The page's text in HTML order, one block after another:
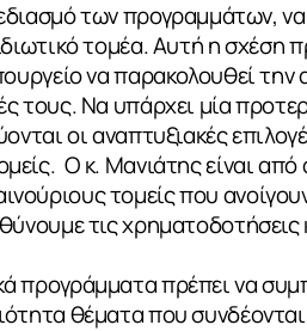
των προγραμμάτων,
τομέα. Αυτή η σχέση
να παρακολουθεί την
τους. Να υπάρχει μία
οι αναπτυξιακές
Ο κ. Μανιάτης είναι
τομείς που
τις χρηματοδοτήσεις
προγράμματα πρέπει να
θέματα που συνδέονται